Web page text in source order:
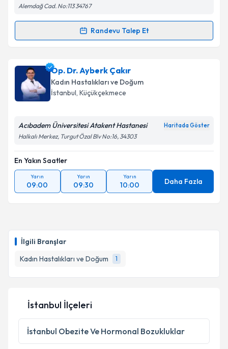
İlgili Branşlar
Kadın Hastalıkları ve Doğum
1
Alemdağ Cad. No:113 34767
Randevu Talep Et
Randevu Takvimi Talebi
Op. Dr. Sevde Çetinkayaiçin randevu takvimi talebi
oluşturun. Size bu uzmandan randevu almanız için bir
takvim hazırlandığında e-posta ile bilgilendireceğiz.
Kişisel verilerimin işlenmesine ilişkin
Metni'ni okudum ve kişisel verilerimin belirtilen
kapsamda işlenmesini kabul ediyorum.
Op. Dr. Ayberk Çakır
Kadın Hastalıkları ve Doğum
İstanbul, Küçükçekmece
Acıbadem Üniversitesi Atakent Hastanesi Haritada Göster
Halkalı Merkez, Turgut Özal Blv No:16, 34303
En Yakın Saatler
Yarın
09:00
Yarın
09:30
Yarın
10:00 Daha Fazla
İstanbul İlçeleri
İstanbul Obezite Ve Hormonal Bozukluklar